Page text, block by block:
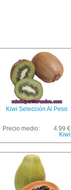
Kiwi Selección Al Peso
Precio medio:
4.99 €
Kiwi